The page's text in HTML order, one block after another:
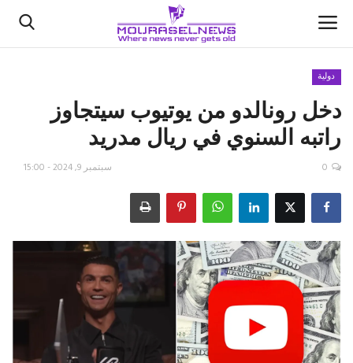
الأخبار
كتّابنا
اقتصاد
علوم وتكنولوجيا
رياضة
فيديو
دولية
دخل رونالدو من يوتيوب سيتجاوز
راتبه السنوي في ريال مدريد
سبتمبر 9, 2024 - 15:00 0